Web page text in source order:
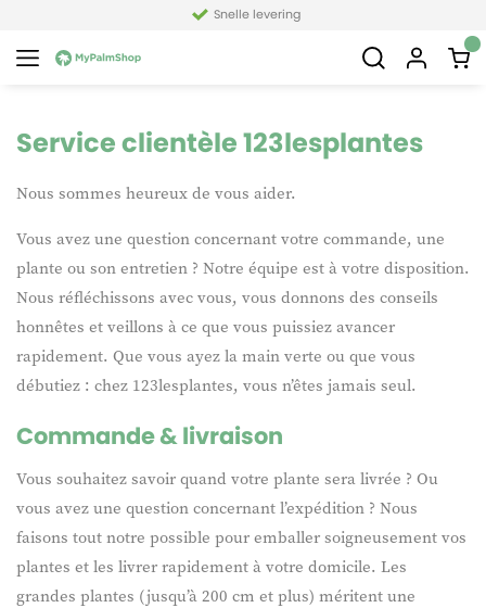
Snelle levering
Service clientèle 123lesplantes
Nous sommes heureux de vous aider.
Vous avez une question concernant votre commande, une
plante ou son entretien ? Notre équipe est à votre disposition.
Nous réfléchissons avec vous, vous donnons des conseils
honnêtes et veillons à ce que vous puissiez avancer
rapidement. Que vous ayez la main verte ou que vous
débutiez : chez 123lesplantes, vous n’êtes jamais seul.
Commande & livraison
Vous souhaitez savoir quand votre plante sera livrée ? Ou
vous avez une question concernant l’expédition ? Nous
faisons tout notre possible pour emballer soigneusement vos
plantes et les livrer rapidement à votre domicile. Les
grandes plantes (jusqu’à 200 cm et plus) méritent une